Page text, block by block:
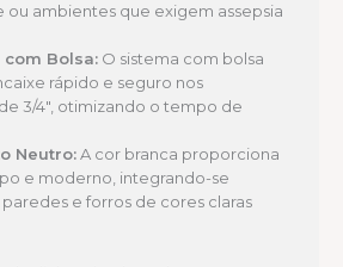
ou ambientes que exigem assepsia
Bolsa: O sistema com bolsa
rápido e seguro nos
3/4″, otimizando o tempo de
Neutro:A cor branca proporciona
e moderno, integrando-se
e forros de cores claras